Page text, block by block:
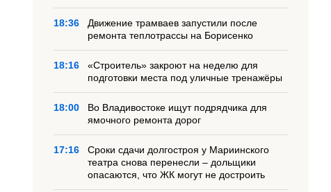
18:36
Движение трамваев запустили после
ремонта теплотрассы на Борисенко
18:16
«Строитель» закроют на неделю для
подготовки места под уличные тренажёры
18:00
Во Владивостоке ищут подрядчика для
ямочного ремонта дорог
17:16
Сроки сдачи долгостроя у Мариинского
театра снова перенесли – дольщики
опасаются, что ЖК могут не достроить